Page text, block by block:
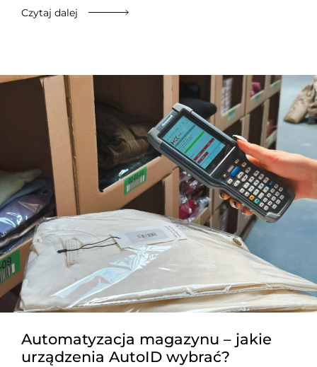
Czytaj dalej
Automatyzacja magazynu – jakie
urządzenia AutoID wybrać?